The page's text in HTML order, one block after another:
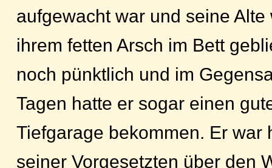
aufgewacht war und seine
ihrem fetten Arsch im Bett
noch pünktlich und im
Tagen hatte er sogar einen
Tiefgarage bekommen. Er war
seiner Vorgesetzten über den